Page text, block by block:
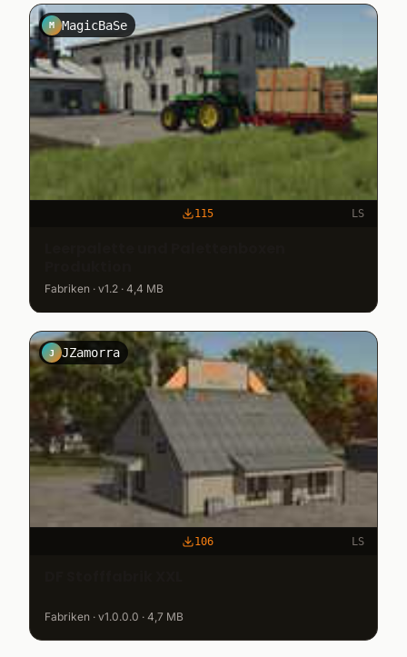
M MagicBaSe
115 LS
Fabriken · v1.2 · 4,4 MB
J JZamorra
106 LS
Fabriken · v1.0.0.0 · 4,7 MB